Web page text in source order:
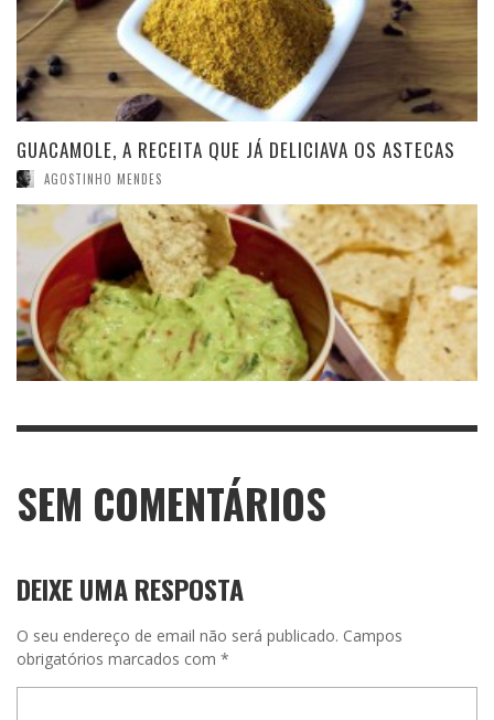
GUACAMOLE, A RECEITA QUE JÁ DELICIAVA OS ASTECAS
AGOSTINHO MENDES
SEM COMENTÁRIOS
DEIXE UMA RESPOSTA
O seu endereço de email não será publicado. Campos
obrigatórios marcados com *